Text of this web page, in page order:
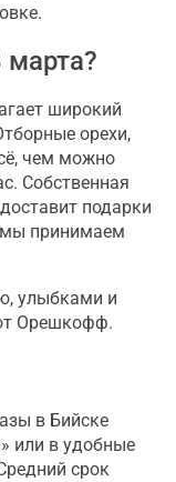
марта?
широкий
орехи,
чем можно
Собственная
подарки
принимаем
улыбками и
Орешкофф.
в Бийске
или в удобные
срок